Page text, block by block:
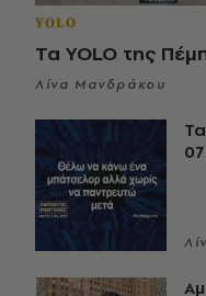
YOLO
Τα YOLO της
Λίνα Μανδράκου